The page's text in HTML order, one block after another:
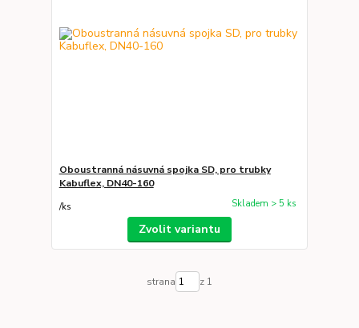
Oboustranná násuvná spojka SD, pro trubky
Kabuflex, DN40-160
/ks Skladem > 5 ks
Zvolit variantu
strana z 1